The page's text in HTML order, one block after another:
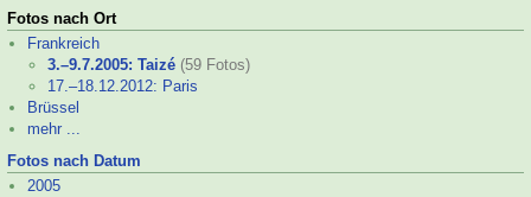
Fotos nach Ort
Frankreich
3.–9.7.2005: Taizé (59 Fotos)
17.–18.12.2012: Paris
Brüssel
mehr ...
Fotos nach Datum
2005